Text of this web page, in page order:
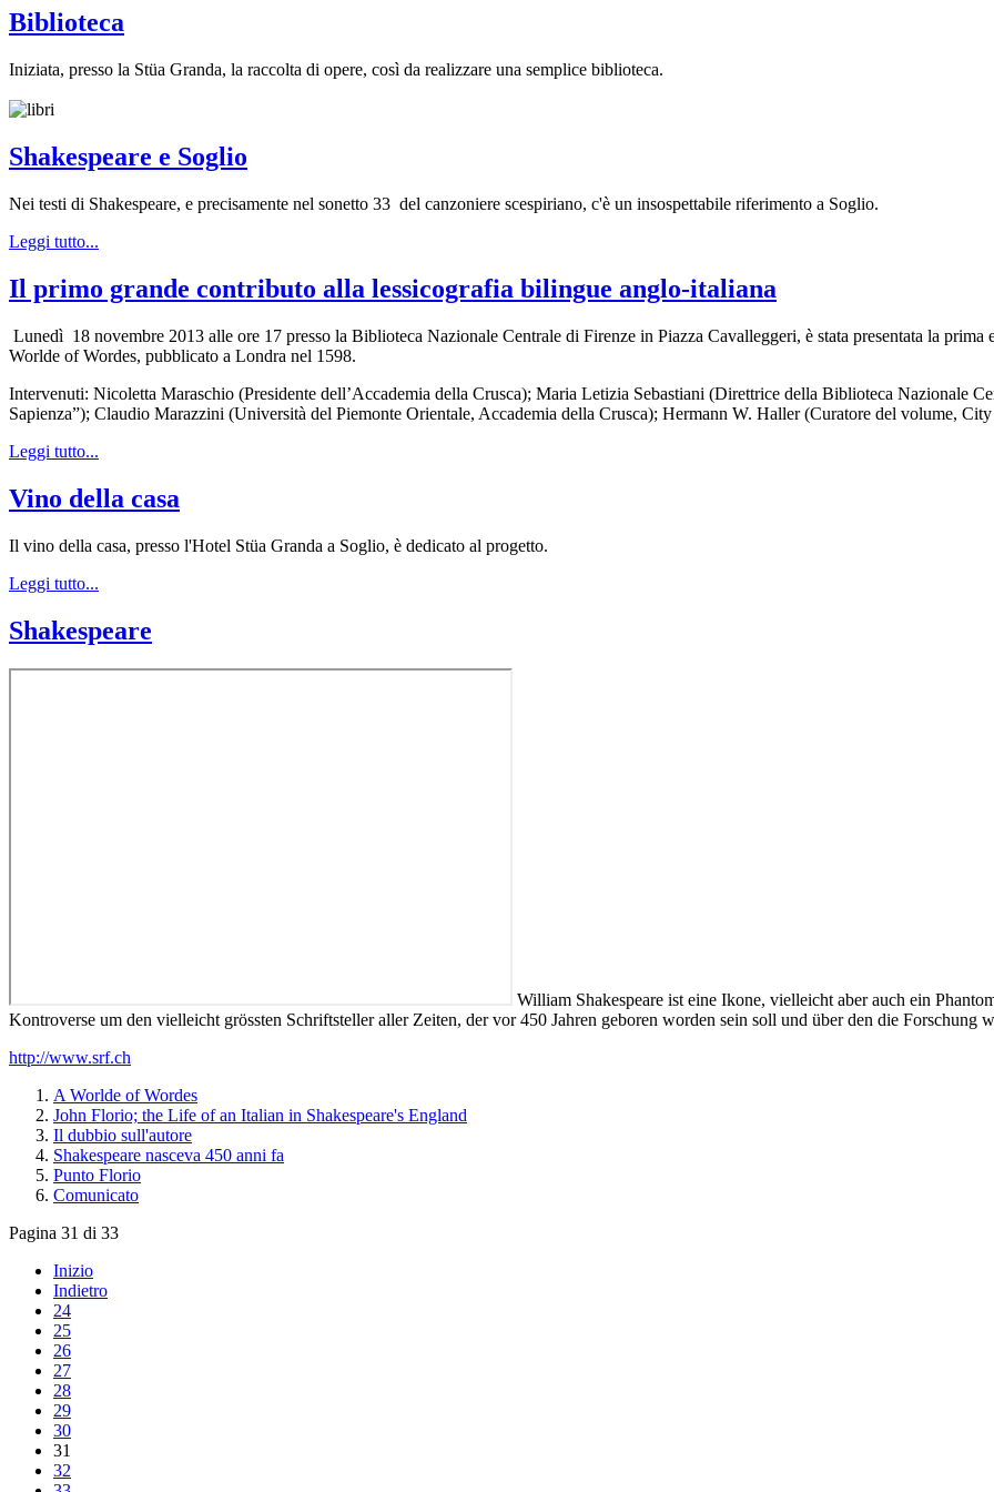
Biblioteca
Iniziata, presso la Stüa Granda, la raccolta di opere, così da realizzare una semplice biblioteca.
Shakespeare e Soglio
Nei testi di Shakespeare, e precisamente nel sonetto 33 del canzoniere scespiriano, c'è un insospettabile riferimento a Soglio.
Leggi tutto...
Il primo grande contributo alla lessicografia bilingue anglo-italiana
Lunedì 18 novembre 2013 alle ore 17 presso la Biblioteca Nazionale Centrale di Firenze in Piazza Cavalleggeri, è stata presentata la
Worlde of Wordes, pubblicato a Londra nel 1598.
Intervenuti: Nicoletta Maraschio (Presidente dell’Accademia della Crusca); Maria Letizia Sebastiani (Direttrice della Biblioteca Nazionale
Sapienza”); Claudio Marazzini (Università del Piemonte Orientale, Accademia della Crusca); Hermann W. Haller (Curatore del volume,
Leggi tutto...
Vino della casa
Il vino della casa, presso l'Hotel Stüa Granda a Soglio, è dedicato al progetto.
Leggi tutto...
Shakespeare
William Shakespeare ist eine Ikone, vielleicht aber auch ein
Kontroverse um den vielleicht grössten Schriftsteller aller Zeiten, der vor 450 Jahren geboren worden sein soll und über den die Forschung
http://www.srf.ch
A Worlde of Wordes
John Florio; the Life of an Italian in Shakespeare's England
Il dubbio sull'autore
Shakespeare nasceva 450 anni fa
Punto Florio
Comunicato
Pagina 31 di 33
Inizio
Indietro
24
25
26
27
28
29
30
31
32